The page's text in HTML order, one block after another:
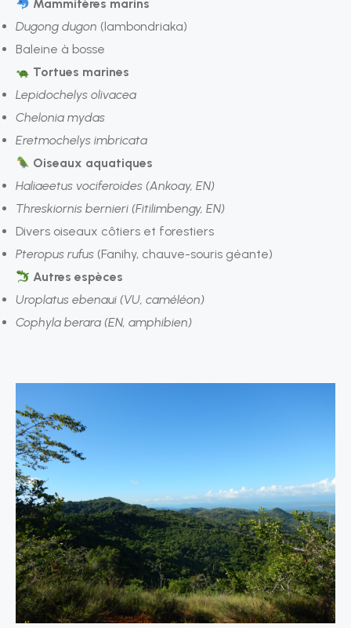
Mammifères marins
Dugong dugon (lambondriaka)
Baleine à bosse
Tortues marines
Lepidochelys olivacea
Chelonia mydas
Eretmochelys imbricata
Oiseaux aquatiques
Haliaeetus vociferoides (Ankoay, EN)
Threskiornis bernieri (Fitilimbengy, EN)
Divers oiseaux côtiers et forestiers
Pteropus rufus (Fanihy, chauve-souris géante)
Autres espèces
Uroplatus ebenaui (VU, caméléon)
Cophyla berara (EN, amphibien)